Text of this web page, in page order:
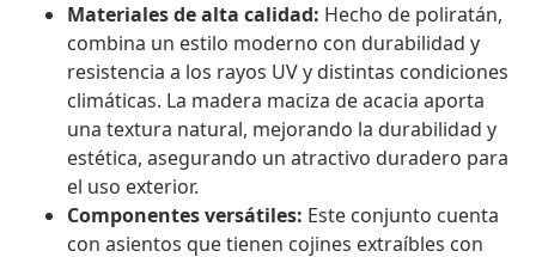
Materiales de alta calidad: Hecho de poliratán,
combina un estilo moderno con durabilidad y
resistencia a los rayos UV y distintas condiciones
climáticas. La madera maciza de acacia aporta
una textura natural, mejorando la durabilidad y
estética, asegurando un atractivo duradero para
el uso exterior.
Componentes versátiles: Este conjunto cuenta
con asientos que tienen cojines extraíbles con